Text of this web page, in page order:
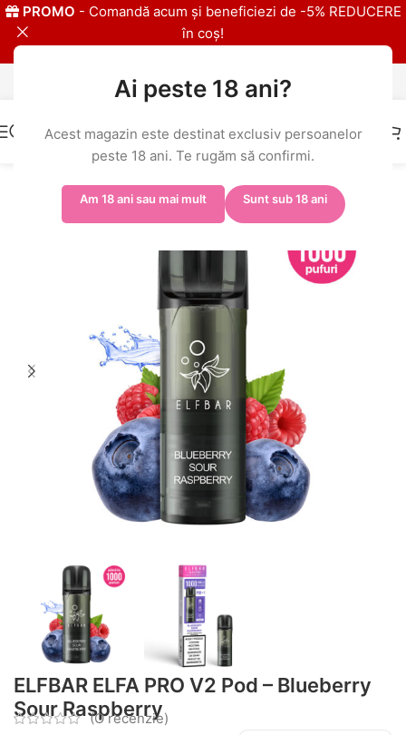
Ai peste 18 ani?
Acest magazin este destinat exclusiv persoanelor
peste 18 ani. Te rugăm să confirmi.
Am 18 ani sau mai mult Sunt sub 18 ani
PROMO - Comandă acum și beneficiezi de -5% REDUCERE
în coș!
Livrare în 24h și GRATUITĂ peste 149 RON
Shop/ELFBAR ELFA PRO/ELFBAR ELFA PRO Pod
ELFBAR ELFA PRO V2 Pod – Blueberry
Sour Raspberry
(O recenzie)